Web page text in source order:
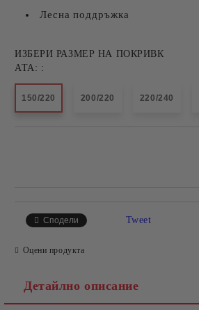
Лесна поддръжка
ИЗБЕРИ РАЗМЕР НА ПОКРИВК
АТА: :
150/220 200/220 220/240
Сподели Tweet
Оцени продукта
Детайлно описание